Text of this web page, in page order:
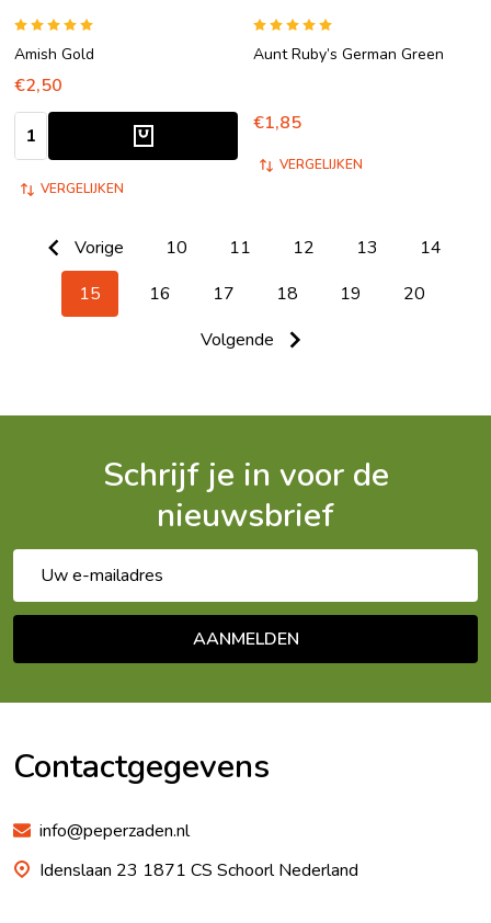
Amish Gold
€2,50
Aantal:
VERGELIJKEN
Aunt Ruby’s German Green
€1,85
VERGELIJKEN
Vorige 10 11 12 13
14
15
16 17 18 19
20
Volgende
Schrijf je in voor de
nieuwsbrief
mailadres
AANMELDEN
Contactgegevens
info@peperzaden.nl
Idenslaan 23 1871 CS Schoorl Nederland